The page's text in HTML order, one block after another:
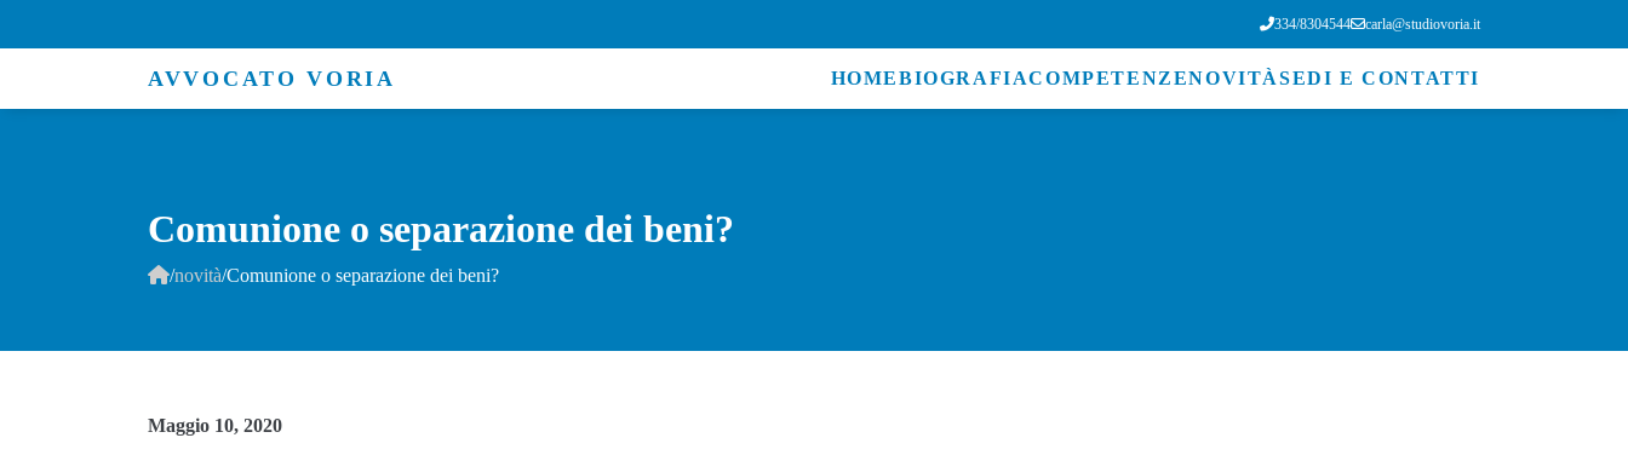
334/8304544 carla@studiovoria.it
AVVOCATO VORIA HOMEBIOGRAFIACOMPETENZENOVITÀSEDI E CONTATTI
Comunione o separazione dei beni?
/novità/Comunione o separazione dei beni?
Maggio 10, 2020